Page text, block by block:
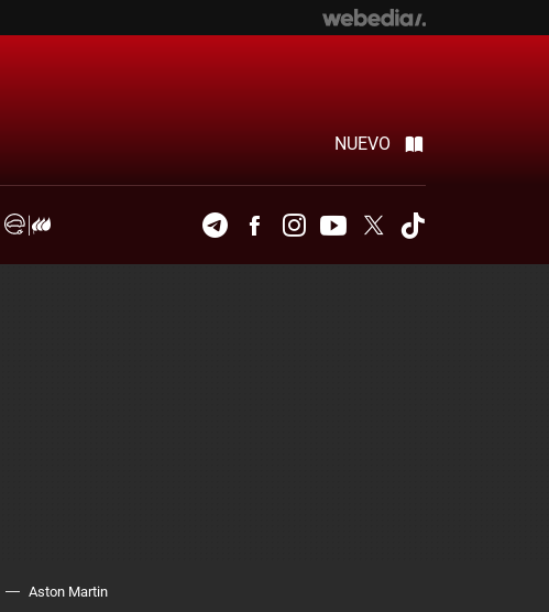
NUEVO
TelegramFacebookInstagramYoutubeTwitter
Aston Martin